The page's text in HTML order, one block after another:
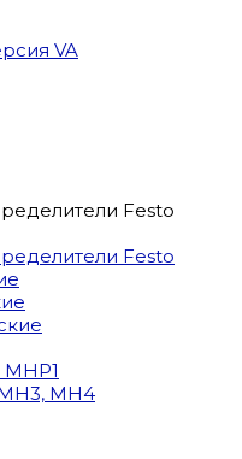
VA
Festo
Festo
MH4